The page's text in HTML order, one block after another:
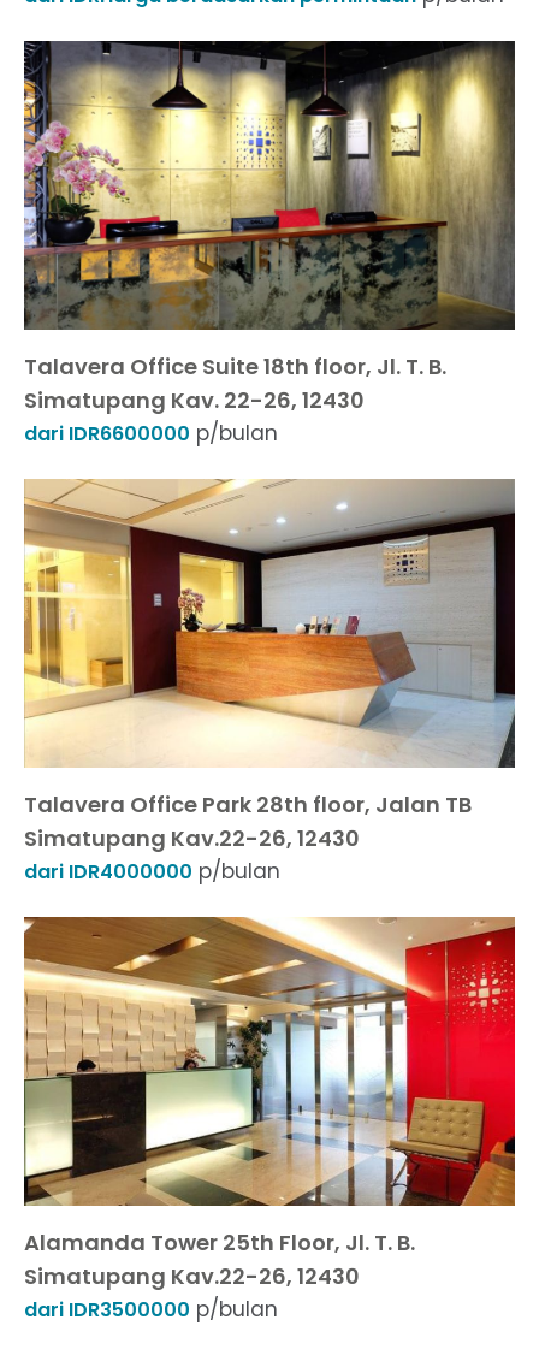
Talavera Office Suite 18th floor, Jl. T. B.
Simatupang Kav. 22-26, 12430
dari IDR6600000 p/bulan
Talavera Office Park 28th floor, Jalan TB
Simatupang Kav.22-26, 12430
dari IDR4000000 p/bulan
Alamanda Tower 25th Floor, Jl. T. B.
Simatupang Kav.22-26, 12430
dari IDR3500000 p/bulan